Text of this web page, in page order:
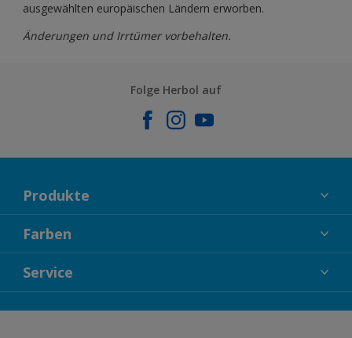
ausgewählten europäischen Ländern erworben.
Änderungen und Irrtümer vorbehalten.
Folge Herbol auf
Produkte
FASSADENFARBEN
INNENFARBEN
LACKE
Farben
KOLLEKTIONEN
FARBTRENDS
FARBBERATUNG
Service